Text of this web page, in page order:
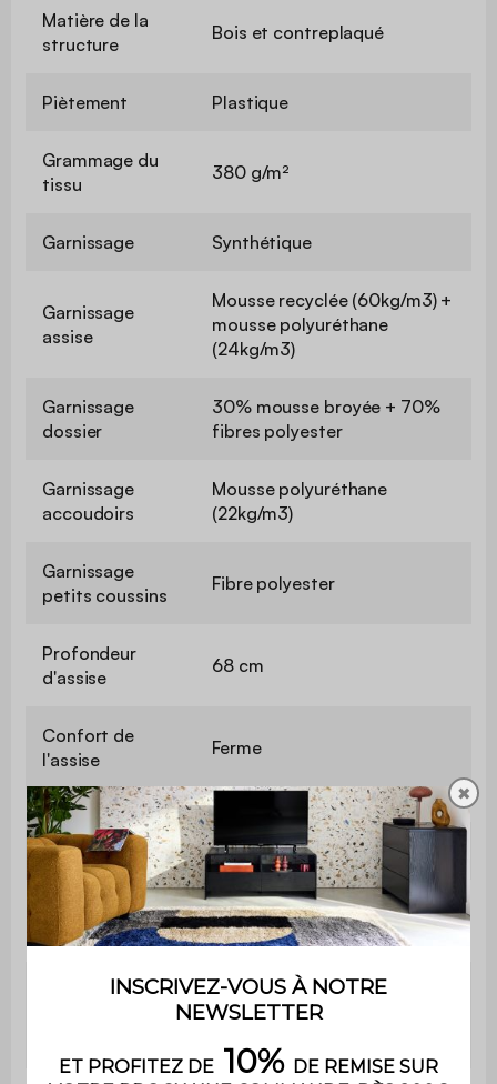
Matière de la
structure
Bois et contreplaqué
Piètement Plastique
Grammage du
tissu
380 g/m²
Garnissage Synthétique
Garnissage
assise
Mousse recyclée (60kg/m3) +
mousse polyuréthane
(24kg/m3)
Garnissage
dossier
30% mousse broyée + 70%
fibres polyester
Garnissage
accoudoirs
Mousse polyuréthane
(22kg/m3)
Garnissage
petits coussins
Fibre polyester
Profondeur
d'assise
68 cm
Confort de
l'assise
Ferme
Convertible Oui
Type de
couchage
Occasionnel
Dimensions
L 191,5 x P 132,5 cm
✖